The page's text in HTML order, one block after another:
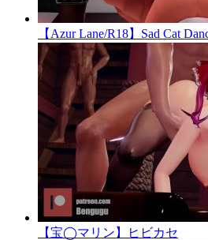
【Azur Lane/R18】Sad Cat
【宝◯マリン】ヒビカセ